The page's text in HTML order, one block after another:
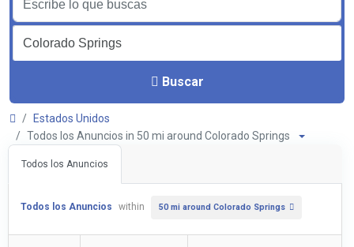
Buscar
Estados Unidos
Todos los Anuncios in 50 mi around Colorado Springs
Todos los Anuncios
Todos los Anuncios within 50 mi around Colorado Springs